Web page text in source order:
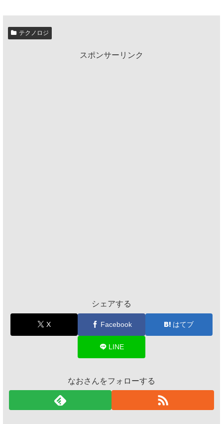
テクノロジ
スポンサーリンク
シェアする
X Facebook はてブ
LINE
なおさんをフォローする